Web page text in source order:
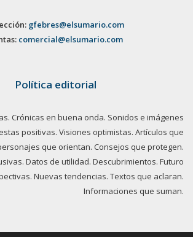
gfebres@elsumario.com
comercial@elsumario.com
Política editorial
Crónicas en buena onda. Sonidos e imágenes
positivas. Visiones optimistas. Artículos que
que orientan. Consejos que protegen.
Datos de utilidad. Descubrimientos. Futuro
Nuevas tendencias. Textos que aclaran.
Informaciones que suman.